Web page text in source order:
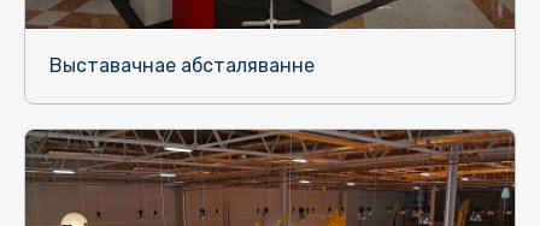
Выставачнае абсталяванне